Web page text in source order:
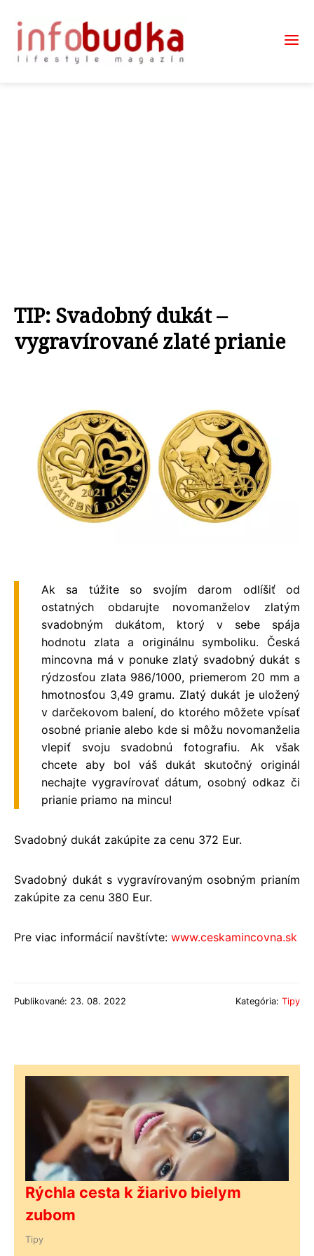
TIP: Svadobný dukát –
vygravírované zlaté prianie
Ak sa túžite so svojím darom odlíšiť od
ostatných obdarujte novomanželov zlatým
svadobným dukátom, ktorý v sebe spája
hodnotu zlata a originálnu symboliku. Česká
mincovna má v ponuke zlatý svadobný dukát s
rýdzosťou zlata 986/1000, priemerom 20 mm a
hmotnosťou 3,49 gramu. Zlatý dukát je uložený
v darčekovom balení, do ktorého môžete vpísať
osobné prianie alebo kde si môžu novomanželia
vlepiť svoju svadobnú fotografiu. Ak však
chcete aby bol váš dukát skutočný originál
nechajte vygravírovať dátum, osobný odkaz či
prianie priamo na mincu!
Svadobný dukát zakúpite za cenu 372 Eur.
Svadobný dukát s vygravírovaným osobným prianím
zakúpite za cenu 380 Eur.
Pre viac informácií navštívte: www.ceskamincovna.sk
Publikované: 23. 08. 2022 Kategória: Tipy
Rýchla cesta k žiarivo bielym
zubom
Tipy